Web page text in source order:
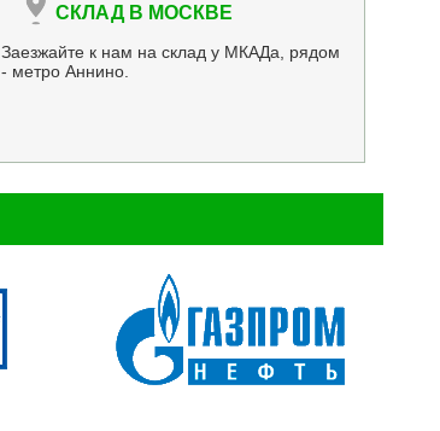
СКЛАД В МОСКВЕ
Заезжайте к нам на склад у МКАДа, рядом
- метро Аннино.